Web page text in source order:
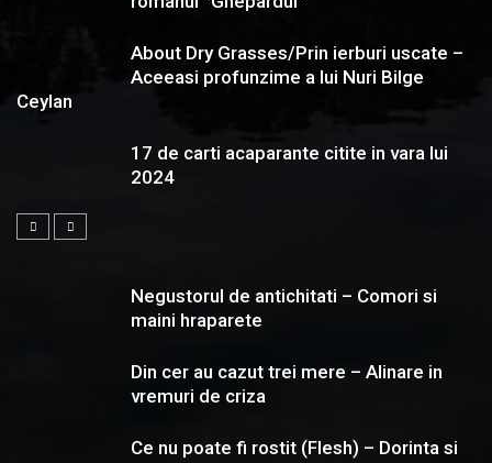
About Dry Grasses/Prin ierburi uscate –
Aceeasi profunzime a lui Nuri Bilge
Ceylan
17 de carti acaparante citite in vara lui
2024
Negustorul de antichitati – Comori si
maini hraparete
Din cer au cazut trei mere – Alinare in
vremuri de criza
Ce nu poate fi rostit (Flesh) – Dorinta si